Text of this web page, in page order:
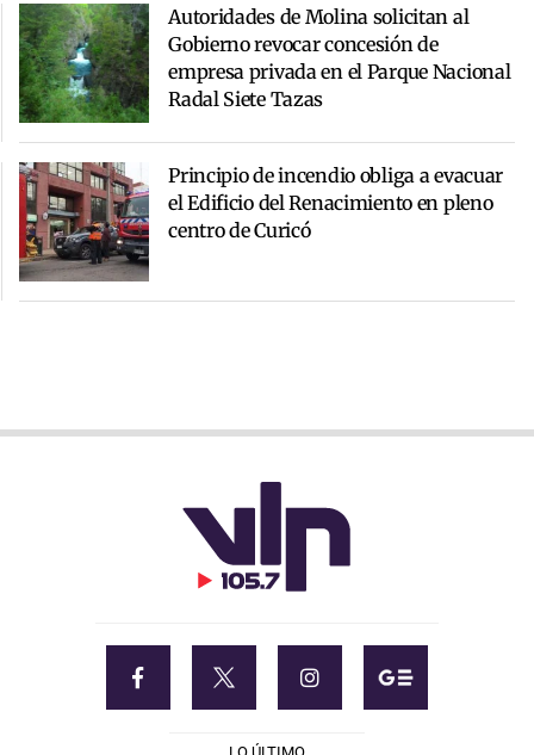
Autoridades de Molina solicitan al
Gobierno revocar concesión de
empresa privada en el Parque Nacional
Radal Siete Tazas
Principio de incendio obliga a evacuar
el Edificio del Renacimiento en pleno
centro de Curicó